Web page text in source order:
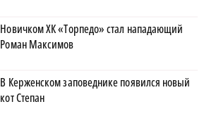
Новичком ХК «Торпедо» стал нападающий
Роман Максимов
В Керженском заповеднике появился новый
кот Степан